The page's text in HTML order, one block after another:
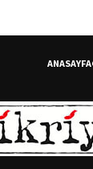
ANASAYFA